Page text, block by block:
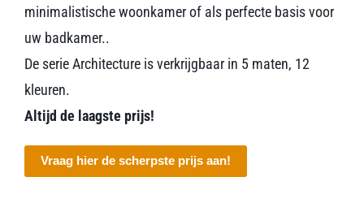
minimalistische woonkamer of als perfecte basis voor
uw badkamer..
De serie Architecture is verkrijgbaar in 5 maten, 12
kleuren.
Altijd de laagste prijs!
Vraag hier de scherpste prijs aan!